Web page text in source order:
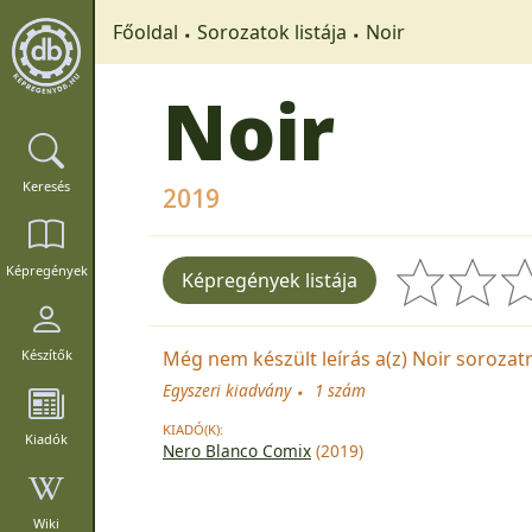
Keresés
Képregények
Készítők
Kiadók
Wiki
Főoldal Sorozatok listája Noir
Noir
2019
Képregények listája
Még nem készült leírás a(z) Noir
Egyszeri kiadvány 1 szám
KIADÓ(K):
Nero Blanco Comix (2019)